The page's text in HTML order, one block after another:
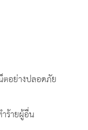
ตอย่างปลอดภัย
ร้ายผู้อื่น